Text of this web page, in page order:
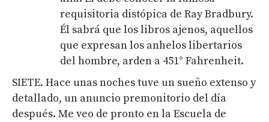
requisitoria distópica de Ray Bradbury.
Él sabrá que los libros ajenos, aquellos
que expresan los anhelos libertarios
del hombre, arden a 451° Fahrenheit.
SIETE. Hace unas noches tuve un sueño extenso y
detallado, un anuncio premonitorio del día
después. Me veo de pronto en la Escuela de